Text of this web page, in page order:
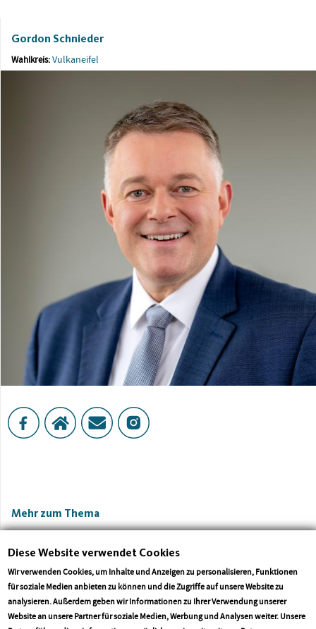
Gordon Schnieder
Wahlkreis:Vulkaneifel
Mehr zum Thema
Diese Website verwendet Cookies
Wir verwenden Cookies, um Inhalte und Anzeigen zu personalisieren, Funktionen
für soziale Medien anbieten zu können und die Zugriffe auf unsere Website zu
analysieren. Außerdem geben wir Informationen zu Ihrer Verwendung unserer
Website an unsere Partner für soziale Medien, Werbung und Analysen weiter. Unsere